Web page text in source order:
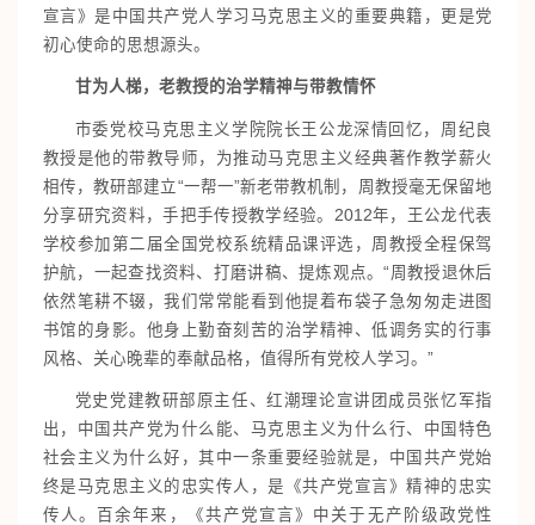
宣言》是中国共产党人学习马克思主义的重要典籍，更是党
初心使命的思想源头。
甘为人梯，老教授的治学精神与带教情怀
市委党校马克思主义学院院长王公龙深情回忆，周纪良
教授是他的带教导师，为推动马克思主义经典著作教学薪火
相传，教研部建立“一帮一”新老带教机制，周教授毫无保留地
分享研究资料，手把手传授教学经验。2012年，王公龙代表
学校参加第二届全国党校系统精品课评选，周教授全程保驾
护航，一起查找资料、打磨讲稿、提炼观点。“周教授退休后
依然笔耕不辍，我们常常能看到他提着布袋子急匆匆走进图
书馆的身影。他身上勤奋刻苦的治学精神、低调务实的行事
风格、关心晚辈的奉献品格，值得所有党校人学习。”
党史党建教研部原主任、红潮理论宣讲团成员张忆军指
出，中国共产党为什么能、马克思主义为什么行、中国特色
社会主义为什么好，其中一条重要经验就是，中国共产党始
终是马克思主义的忠实传人，是《共产党宣言》精神的忠实
传人。百余年来，《共产党宣言》中关于无产阶级政党性